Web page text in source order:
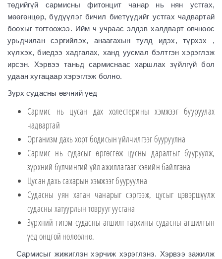
төдийгүй сармисны фитонцит чанар нь нян устгах,
мөөгөнцөр, бүдүүлэг бичил биетүүдийг устгах чадвартай
боохыг тогтоожээ. Ийм ч учраас элдэв халдварт өвчнөөс
урьдчилан сэргийлэх, анаагахын тулд идэх, түрхэх ,
хүлхэх, биедээ хадгалах, ханд уусмал бэлтгэн хэрэглэж
ирсэн. Хэрвээ таньд сармиснаас харшлах зүйлгүй бол
удаан хугацаар хэрэглэж болно.
Зүрх судасны өвчний үед
Сармис нь цусан дах холестерины хэмжээг бууруулах
чадвартай
Организм дахь хорт бодисын үйлчилгээг бууруулна
Сармис нь судасыг өргөсгөж цусны даралтыг бууруулж,
зүрхний булчингий үйл ажиллагааг хэвийн байлгана
Цусан дахь сахарын хэмжээг бууруулна
Судасны уян хатан чанарыг сэргээж, цусыг цэвэршүүлж
судасны хатуурлын товрууг уусгана
Зүрхний титэм судасны агшилт тархины судасны агшилтын
үед онцгой нөлөөлнө.
Сармисыг жижиглэн хэрчиж хэрэглэнэ. Хэрвээ зажилж